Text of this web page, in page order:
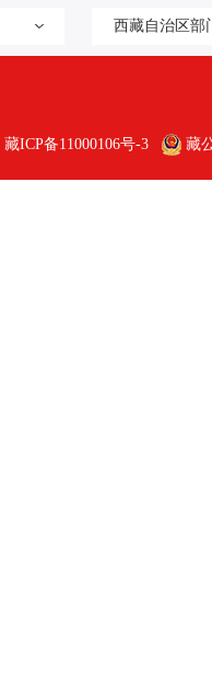
西藏自治区部
藏ICP备11000106号-3 藏